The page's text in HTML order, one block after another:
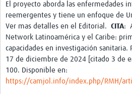
eLearning
Desarrollo profesional
Proyectos Pathfinder
Pathfinder Argentina
El proyecto aborda las enfermedades
reemergentes y tiene un enfoque de
Ver mas detalles en el Editorial. CITA:
Network Latinoamérica y el Caribe:
capacidades en investigación
17 de diciembre de 2024 [citado 3 de
100. Disponible en:
https://camjol.info/index.php/RMH/